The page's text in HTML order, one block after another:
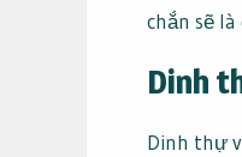
chắn sẽ
Dinh
Dinh thự